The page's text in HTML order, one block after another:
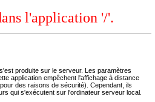
l'application '/'.
produite sur le serveur. Les paramètres
application empêchent l'affichage à distance
des raisons de sécurité). Cependant, ils
qui s'exécutent sur l'ordinateur serveur local.